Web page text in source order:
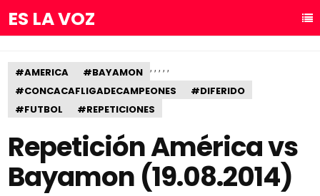
ES LA VOZ
#AMERICA ,
#BAYAMON ,
#CONCACAFLIGADECAMPEONES
,
#DIFERIDO
,
#FUTBOL
,
#REPETICIONES
Repetición América vs
Bayamon (19.08.2014)